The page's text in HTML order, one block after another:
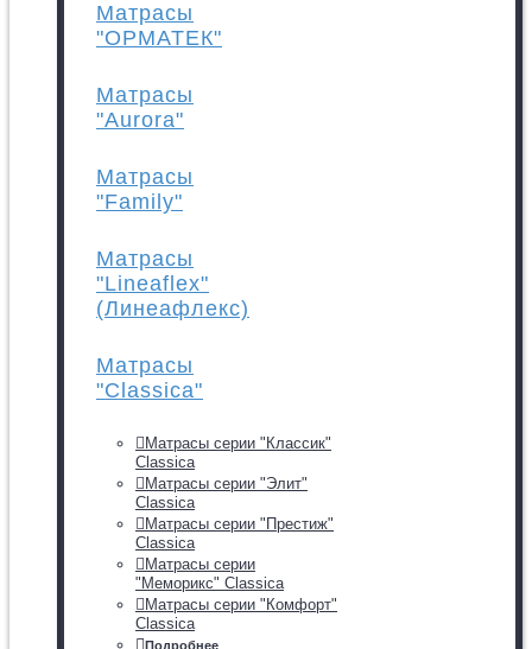
Матрасы
"ОРМАТЕК"
Матрасы
"Aurora"
Матрасы
"Family"
Матрасы
"Lineaflex"
(Линеафлекс)
Матрасы
"Classica"
Матрасы серии "Классик"
Classica
Матрасы серии "Элит"
Classica
Матрасы серии "Престиж"
Classica
Матрасы серии
"Меморикс" Classica
Матрасы серии "Комфорт"
Classica
Подробнее